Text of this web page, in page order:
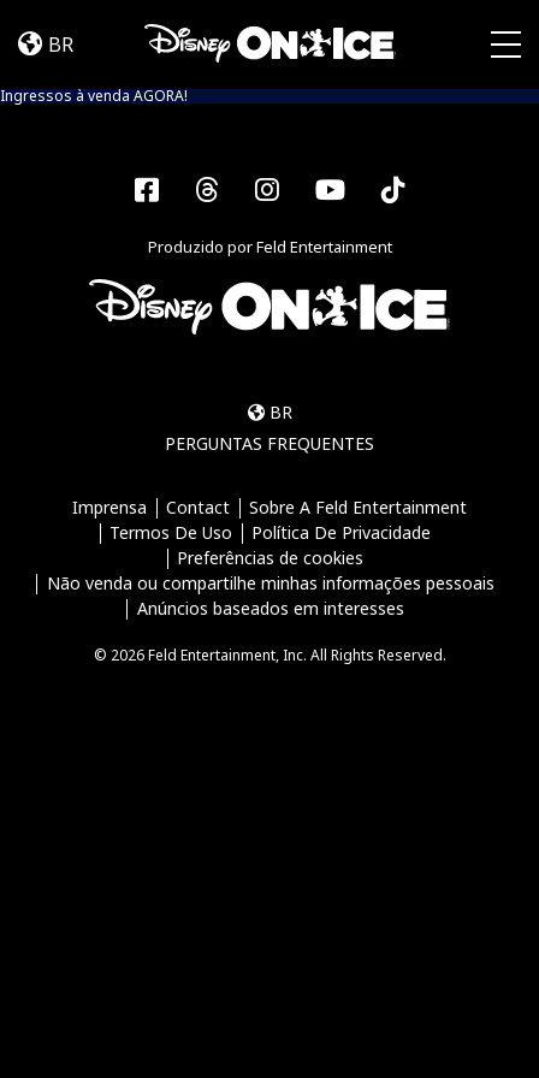
Info
The
BR
Ingressos à venda AGORA!
Facebook
ThreadsInstagram
YouTubeTiktok
Produzido por Feld Entertainment
BR
PERGUNTAS FREQUENTES
Imprensa Contact
Sobre A Feld Entertainment
Termos De Uso
Política De Privacidade
Preferências de cookies
Não venda ou compartilhe minhas informações pessoais
Anúncios baseados em interesses
© 2026 Feld Entertainment, Inc. All Rights Reserved.